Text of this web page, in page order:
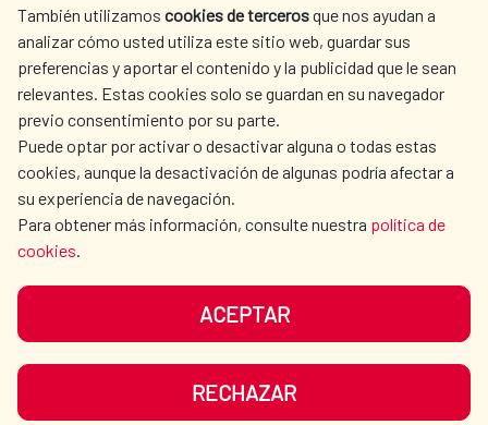
También utilizamos cookies de tercerosque nos ayudan a
analizar cómo usted utiliza este sitio web, guardar sus
preferencias y aportar el contenido y la publicidad que le sean
relevantes. Estas cookies solo se guardan en su navegador
previo consentimiento por su parte.
Puede optar por activar o desactivar alguna o todas estas
cookies, aunque la desactivación de algunas podría afectar a
su experiencia de navegación.
Para obtener más información, consulte nuestra política de
cookies.
ACEPTAR
RECHAZAR
CULTURE AND SCIENCE LIBRARY
OUR SOCIAL MEDIA
DATA PROTECTION
SITEMAP